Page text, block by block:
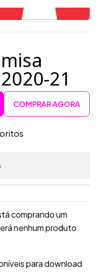
21
COMPRAR AGORA
comprando um
nenhum produto
para download